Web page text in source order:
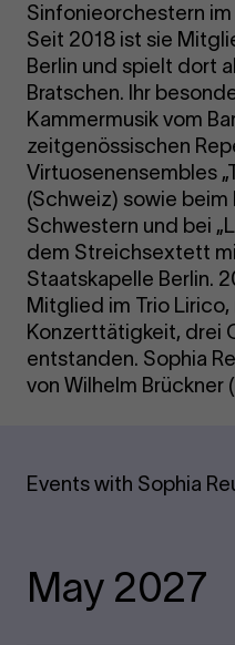
Sinfonieorchestern
Seit 2018 ist sie
Berlin und spielt dort
Bratschen. Ihr
Kammermusik vom
zeitgenössischen
Virtuosenensembles
(Schweiz) sowie beim
Schwestern und bei
dem Streichsextett
Staatskapelle Berlin.
Mitglied im Trio
Konzerttätigkeit, drei
entstanden. Sophia
von Wilhelm Brückner
Events with Sophia
May 2027